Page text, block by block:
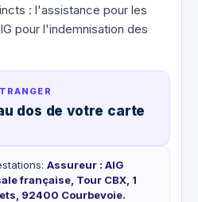
: l'assistance pour les
pour l'indemnisation des
dos de votre carte
: Assureur : AIG
française, Tour CBX, 1
92400 Courbevoie.